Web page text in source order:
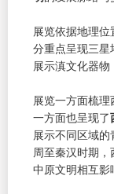
展览依据地理位
分重点呈现三
展示滇文化器物
展览一方面梳
一方面也呈现了
展示不同区域
周至秦汉时期
中原文明相互影